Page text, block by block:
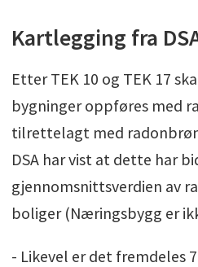
Kartlegging fra
Etter TEK 10 og TEK 17
bygninger oppføres med
tilrettelagt med
DSA har vist at dette har
gjennomsnittsverdien av
boliger (Næringsbygg er
- Likevel er det fremdeles